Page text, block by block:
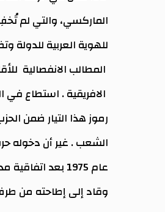
الماركسي، والتي لم
للهوية العربية للدولة
المطالب الانفصالية
الافريقية . استطاع في
رموز هذا التيار ضمن
الشعب . غير أن دخوله
عام 1975 بعد
وقاد إلى إطاحته من طرف